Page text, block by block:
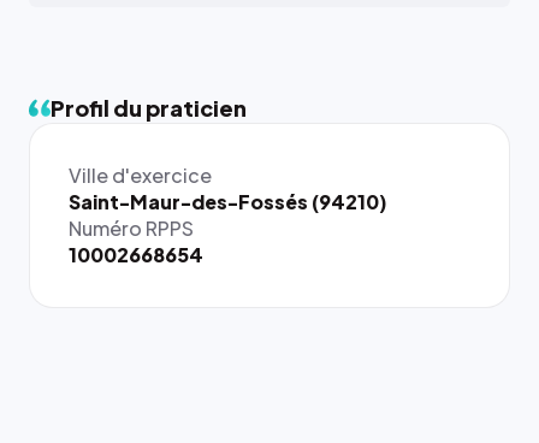
Profil du praticien
Ville d'exercice
Saint-Maur-des-Fossés (94210)
Numéro RPPS
10002668654
{# 40×40
: la taille
rendue par
`.profile-